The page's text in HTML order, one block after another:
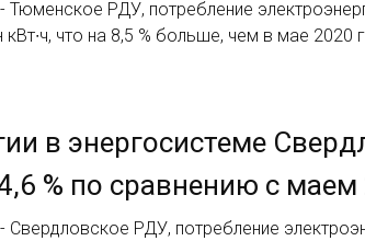
РДУ, потребление
что на 8,5 % больше, чем в мае 2020
в энергосистеме
% по сравнению с маем
РДУ, потребление